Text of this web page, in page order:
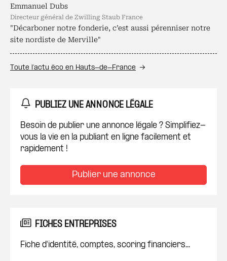
Emmanuel Dubs
directeur général de Zwilling Staub France
"Décarboner notre fonderie, c’est aussi pérenniser notre
site nordiste de Merville"
Toute l’actu éco en Hauts-de-France
PUBLIEZ UNE ANNONCE LÉGALE
Besoin de publier une annonce légale ? Simplifiez-
vous la vie en la publiant en ligne facilement et
rapidement !
Publier une annonce
FICHES ENTREPRISES
Fiche d'identité, comptes, scoring financiers...